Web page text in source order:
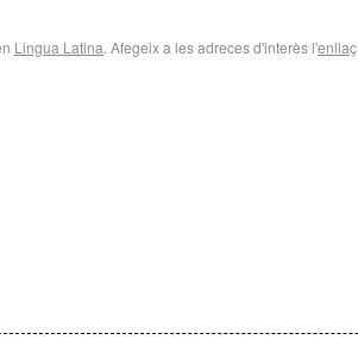
Lingua Latina. Afegeix a les adreces d'interès l'enllaç